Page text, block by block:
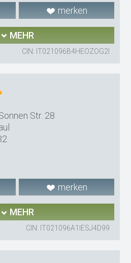
merken
MEHR
CIN: IT021096B4HEOZOG2I
Str. 28
merken
MEHR
CIN: IT021096A1IESJ4D99